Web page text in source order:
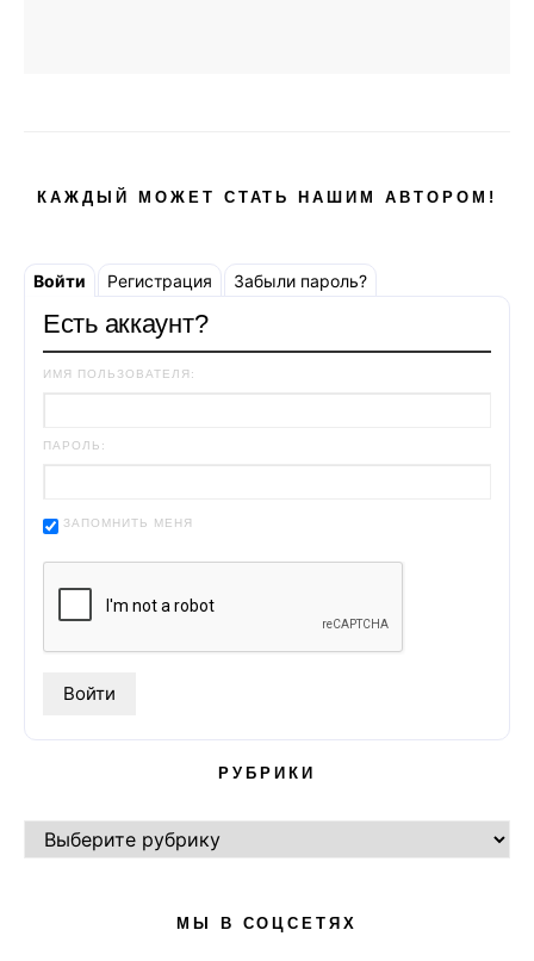
КАЖДЫЙ МОЖЕТ СТАТЬ НАШИМ АВТОРОМ!
Войти Регистрация Забыли пароль?
Есть аккаунт?
ИМЯ ПОЛЬЗОВАТЕЛЯ:
ПАРОЛЬ:
ЗАПОМНИТЬ МЕНЯ
РУБРИКИ
РУБРИКИ
МЫ В СОЦСЕТЯХ